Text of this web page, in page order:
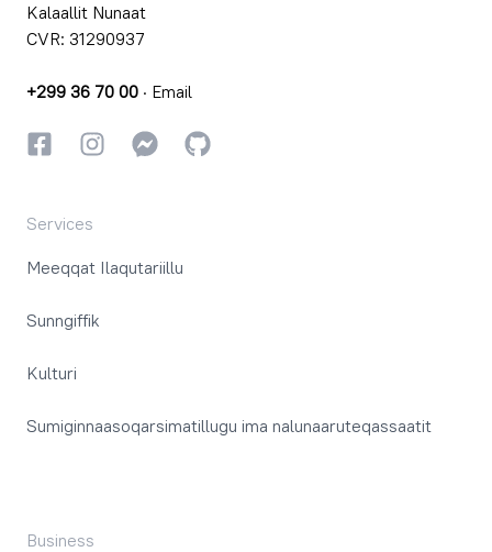
Kalaallit Nunaat
CVR: 31290937
+299 36 70 00 · Email
FacebookkiInstagrammiInstagrammi
GitHub
Services
Meeqqat Ilaqutariillu
Sunngiffik
Kulturi
Sumiginnaasoqarsimatillugu ima nalunaaruteqassaatit
Business